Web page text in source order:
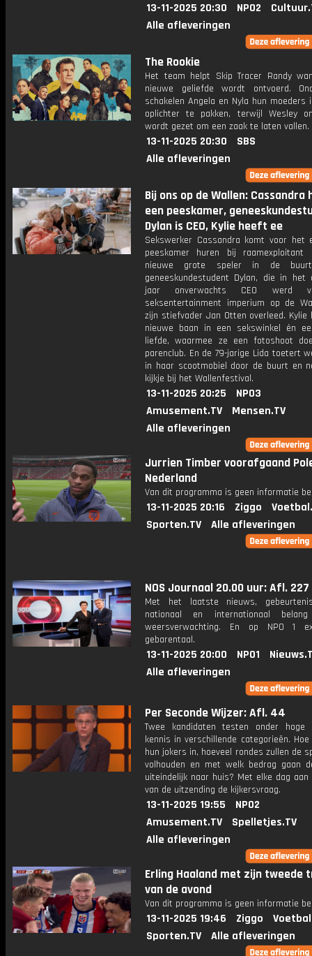
13-11-2025 20:30 NPO2
Alle afleveringen
The Rookie
Het team helpt Skip Tracer Randy
nieuwe geliefde wordt ontvoerd.
schakelen Angela en Nyla hun moeders
oplichter te pakken, terwijl Wesley
wordt gezet om een zaak te laten vallen.
13-11-2025 20:30
SBS
Alle afleveringen
Bij ons op de Wallen: Cassandra
een peeskamer,
Dylan is CEO, Kylie heeft ee
Sekswerker Cassandra komt voor het
peeskamer huren bij raamexploitant
nieuwe grote speler in de
geneeskundestudent Dylan, die in het
jaar onverwachts CEO werd
seksentertainment imperium op de
zijn stiefvader Jan Otten overleed. Kylie
nieuwe baan in een sekswinkel én
liefde, waarmee ze een fotoshoot
parenclub. En de 79-jarige Lida toetert
in haar scootmobiel door de buurt en
kijkje bij het Wallenfestival.
13-11-2025 20:25
NPO3
Amusement.TV
Mensen.TV
Alle afleveringen
Jurrien Timber voorafgaand
Nederland
Van dit programma is geen informatie
13-11-2025 20:16 Ziggo
Sporten.TV
Alle afleveringen
NOS Journaal 20.00 uur: Afl. 227
Met het laatste nieuws,
nationaal en internationaal
weersverwachting. En op NPO 1
gebarentaal.
13-11-2025 20:00 NPO1
Alle afleveringen
Per Seconde Wijzer: Afl. 44
Twee kandidaten testen onder hoge
kennis in verschillende categorieën.
hun jokers in, hoeveel rondes zullen de
volhouden en met welk bedrag gaan
uiteindelijk naar huis? Met elke dag
van de uitzending de kijkersvraag.
13-11-2025 19:55
NPO2
Amusement.TV
Spelletjes.TV
Alle afleveringen
Erling Haaland met zijn
van de avond
Van dit programma is geen informatie
13-11-2025 19:46 Ziggo
Sporten.TV
Alle afleveringen